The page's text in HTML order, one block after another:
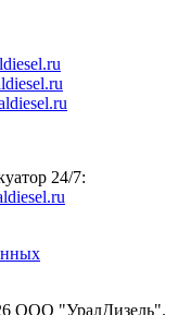
24/7:
ООО "УралДизель".